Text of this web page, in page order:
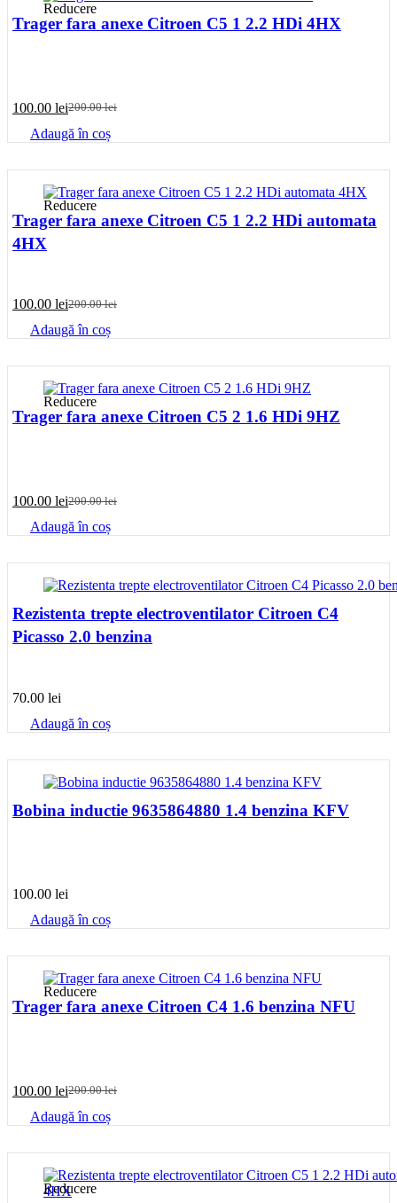
Reducere
Trager fara anexe Citroen C5 1 2.2 HDi 4HX
200.00lei
Prețul
inițial
a
100.00 leiPrețul
curent
este:
Adaugă în coș
Reducere
Trager fara anexe Citroen C5 1 2.2 HDi automata
4HX
200.00lei
Prețul
inițial
a
100.00 leiPrețul
curent
este:
Adaugă în coș
Reducere
Trager fara anexe Citroen C5 2 1.6 HDi 9HZ
200.00lei
Prețul
inițial
a
100.00 leiPrețul
curent
este:
Adaugă în coș
Rezistenta trepte electroventilator Citroen C4
Picasso 2.0 benzina
70.00 lei
Adaugă în coș
Bobina inductie 9635864880 1.4 benzina KFV
100.00 lei
Adaugă în coș
Reducere
Trager fara anexe Citroen C4 1.6 benzina NFU
200.00lei
Prețul
inițial
a
100.00 leiPrețul
curent
este:
Adaugă în coș
Reducere